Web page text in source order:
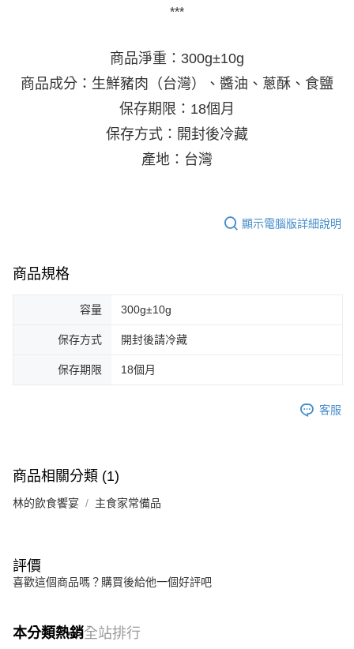
***
商品淨重：300g±10g
商品成分：生鮮豬肉（台灣）、醬油、蔥酥、食鹽
保存期限：18個月
保存方式：開封後冷藏
產地：台灣
顯示電腦版詳細說明
商品規格
容量 300g±10g
保存方式 開封後請冷藏
保存期限 18個月
客服
商品相關分類 (1)
林的飲食饗宴 主食家常備品
評價
喜歡這個商品嗎？購買後給他一個好評吧
本分類熱銷全站排行